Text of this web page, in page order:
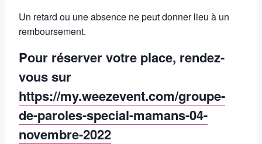
Un retard ou une absence ne peut donner lieu à un
remboursement.
Pour réserver votre place, rendez-
vous sur
https://my.weezevent.com/groupe-
de-paroles-special-mamans-04-
novembre-2022